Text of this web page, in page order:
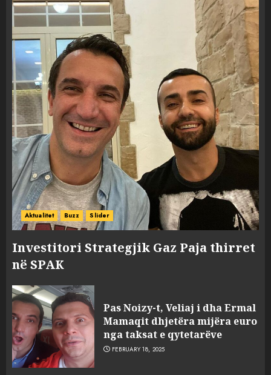
Aktualitet Buzz Slider
Investitori Strategjik Gaz Paja thirret
në SPAK
Pas Noizy-t, Veliaj i dha Ermal
Mamaqit dhjetëra mijëra euro
nga taksat e qytetarëve
FEBRUARY 18, 2025